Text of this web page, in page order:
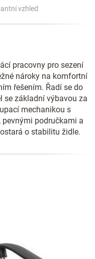
vzhled
pracovny pro sezení
nároky na komfortní
řešením. Řadí se do
se základní výbavou za
mechanikou s
pevnými područkami a
o stabilitu židle.